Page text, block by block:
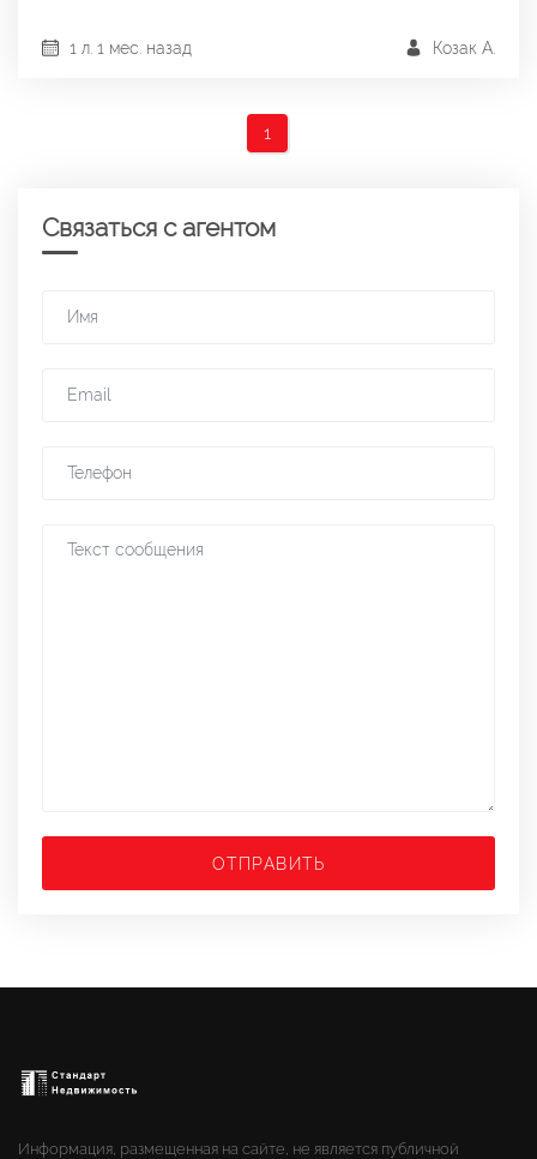
Козак А.
1 л. 1 мес. назад
1
Связаться с агентом
ОТПРАВИТЬ
Информация, размещенная на сайте, не является публичной